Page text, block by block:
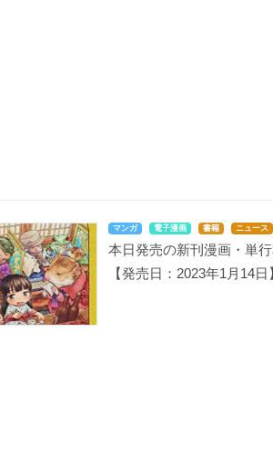
マンガ 電子漫画 書籍 ニュース
本日発売の新刊漫画・単
【発売日：2023年1月14日